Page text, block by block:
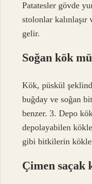
Patatesler gövde
stolonlar kalınlaşır
gelir.
Soğan kök
Kök, püskül
buğday ve soğan
benzer. 3. Depo
depolayabilen
gibi bitkilerin
Çimen saçak